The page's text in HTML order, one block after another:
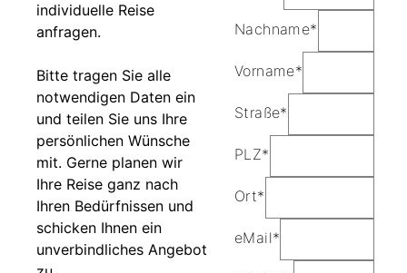
individuelle Reise
anfragen.
Bitte tragen Sie alle
notwendigen Daten ein
und teilen Sie uns Ihre
persönlichen Wünsche
mit. Gerne planen wir
Ihre Reise ganz nach
Ihren Bedürfnissen und
schicken Ihnen ein
unverbindliches Angebot
Nachname*
Vorname*
Straße*
PLZ*
Ort*
eMail*